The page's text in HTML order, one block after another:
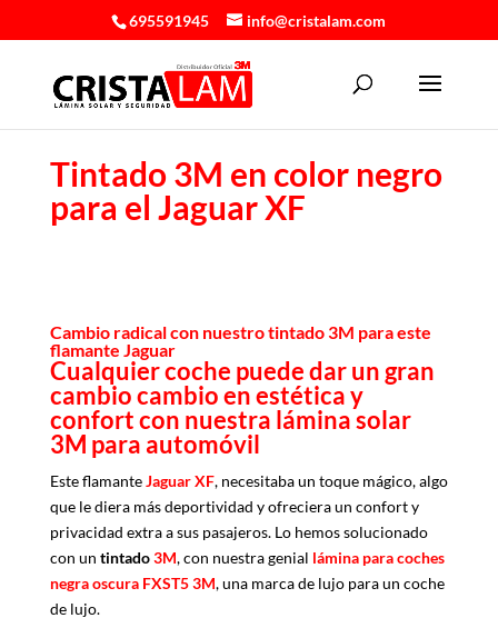
695591945 info@cristalam.com
Tintado 3M en color negro
para el Jaguar XF
Cambio radical con nuestro tintado 3M para este
flamante Jaguar
Cualquier coche puede dar un gran
cambio cambio en estética y
confort con nuestra lámina solar
3M para automóvil
Este flamanteJaguar XF, necesitaba un toque mágico, algo
que le diera más deportividad y ofreciera un confort y
privacidad extra a sus pasajeros. Lo hemos solucionado
con un tintado3M, con nuestra genial lámina para coches
negra oscura FXST5 3M, una marca de lujo para un coche
de lujo.